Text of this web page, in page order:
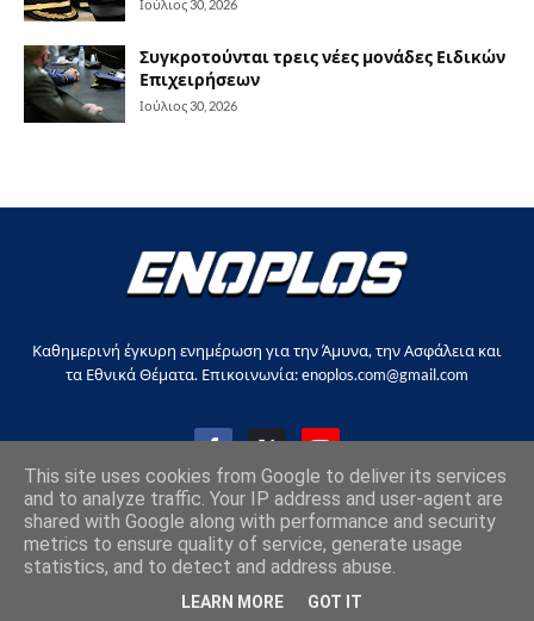
Ιούλιος 30, 2026
Συγκροτούνται τρεις νέες μονάδες Ειδικών
Επιχειρήσεων
Ιούλιος 30, 2026
Καθημερινή έγκυρη ενημέρωση για την Άμυνα, την Ασφάλεια και
τα Εθνικά Θέματα. Επικοινωνία: enoplos.com@gmail.com
Copyright © 2017-2026, all rights reserved |enoplos.gr
This site uses cookies from Google to deliver its services
and to analyze traffic. Your IP address and user-agent are
shared with Google along with performance and security
metrics to ensure quality of service, generate usage
statistics, and to detect and address abuse.
LEARN MORE GOT IT